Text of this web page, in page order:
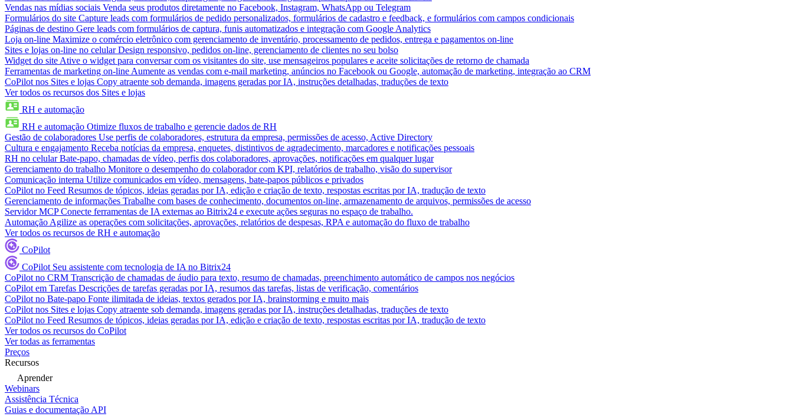
Vendas nas mídias sociais Venda seus produtos diretamente no Facebook, Instagram, WhatsApp ou Telegram
Formulários do site Capture leads com formulários de pedido personalizados, formulários de cadastro e feedback, e formulários com campos condicionais
Páginas de destino Gere leads com formulários de captura, funis automatizados e integração com Google Analytics
Loja on-line Maximize o comércio eletrônico com gerenciamento de inventário, processamento de pedidos, entrega e pagamentos on-line
Sites e lojas on-line no celular Design responsivo, pedidos on-line, gerenciamento de clientes no seu bolso
Widget do site Ative o widget para conversar com os visitantes do site, use mensageiros populares e aceite solicitações de retorno de chamada
Ferramentas de marketing on-line Aumente as vendas com e-mail marketing, anúncios no Facebook ou Google, automação de marketing, integração ao CRM
CoPilot nos Sites e lojas Copy atraente sob demanda, imagens geradas por IA, instruções detalhadas, traduções de texto
Ver todos os recursos dos Sites e lojas
RH e automação
RH e automação Otimize fluxos de trabalho e gerencie dados de RH
Gestão de colaboradores Use perfis de colaboradores, estrutura da empresa, permissões de acesso, Active Directory
Cultura e engajamento Receba notícias da empresa, enquetes, distintivos de agradecimento, marcadores e notificações pessoais
RH no celular Bate-papo, chamadas de vídeo, perfis dos colaboradores, aprovações, notificações em qualquer lugar
Gerenciamento do trabalho Monitore o desempenho do colaborador com KPI, relatórios de trabalho, visão do supervisor
Comunicação interna Utilize comunicados em vídeo, mensagens, bate-papos públicos e privados
CoPilot no Feed Resumos de tópicos, ideias geradas por IA, edição e criação de texto, respostas escritas por IA, tradução de texto
Gerenciamento de informações Trabalhe com bases de conhecimento, documentos on-line, armazenamento de arquivos, permissões de acesso
Servidor MCP Conecte ferramentas de IA externas ao Bitrix24 e execute ações seguras no espaço de trabalho.
Automação Agilize as operações com solicitações, aprovações, relatórios de despesas, RPA e automação do fluxo de trabalho
Ver todos os recursos de RH e automação
CoPilot
CoPilot Seu assistente com tecnologia de IA no Bitrix24
CoPilot no CRM Transcrição de chamadas de áudio para texto, resumo de chamadas, preenchimento automático de campos nos negócios
CoPilot em Tarefas Descrições de tarefas geradas por IA, resumos das tarefas, listas de verificação, comentários
CoPilot no Bate-papo Fonte ilimitada de ideias, textos gerados por IA, brainstorming e muito mais
CoPilot nos Sites e lojas Copy atraente sob demanda, imagens geradas por IA, instruções detalhadas, traduções de texto
CoPilot no Feed Resumos de tópicos, ideias geradas por IA, edição e criação de texto, respostas escritas por IA, tradução de texto
Ver todos os recursos do CoPilot
Ver todas as ferramentas
Preços
Recursos
Aprender
Webinars
Assistência Técnica
Guias e documentação API